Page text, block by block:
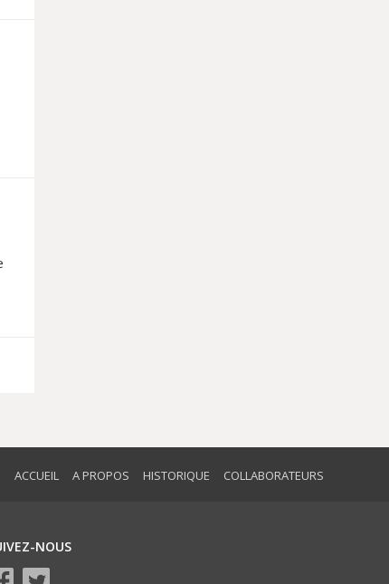
ACCUEIL A PROPOS HISTORIQUE COLLABORATEURS
NOUS